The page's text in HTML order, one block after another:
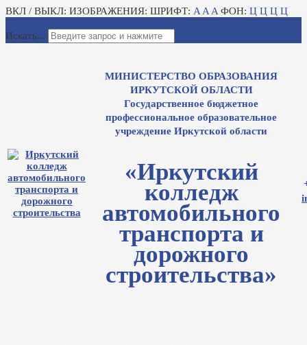
ВКЛ / ВЫКЛ: ИЗОБРАЖЕНИЯ: ШРИФТ: A A A ФОН: Ц Ц Ц Ц
Искать...
МИНИСТЕРСТВО ОБРАЗОВАНИЯ
ИРКУТСКОЙ ОБЛАСТИ
Государственное бюджетное
профессиональное образовательное
учреждение Иркутской области
«Иркутский
колледж
автомобильного
транспорта и
дорожного
строительства»